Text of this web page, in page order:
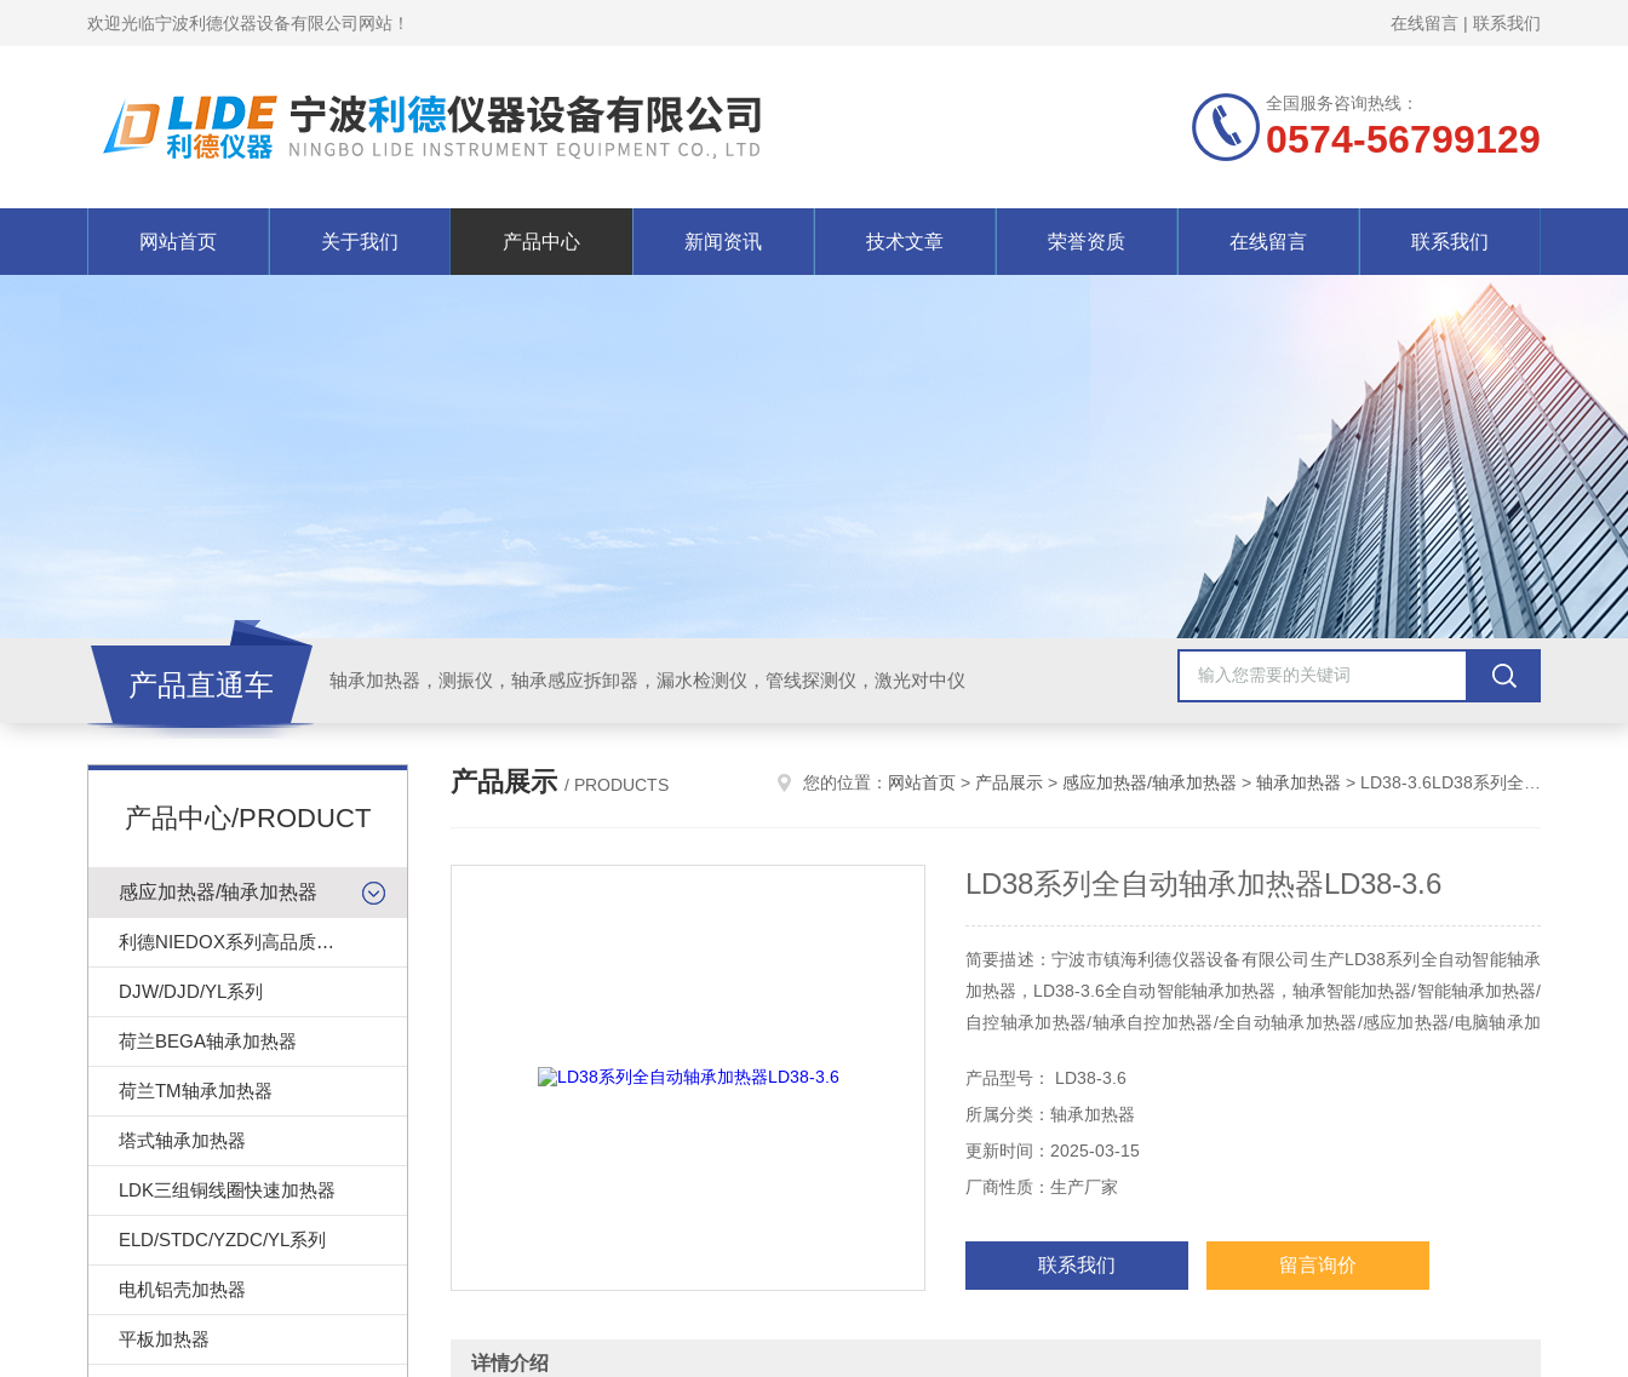
欢迎光临宁波利德仪器设备有限公司网站！ 在线留言 | 联系我们
全国服务咨询热线：
0574-56799129
网站首页 关于我们 产品中心 新闻资讯 技术文章 荣誉资质 在线留言 联系我们
产品直通车 轴承加热器，测振仪，轴承感应拆卸器，漏水检测仪，管线探测仪，激光对中仪
产品中心/PRODUCT
感应加热器/轴承加热器
利德NIEDOX系列高品质轴承加热器
DJW/DJD/YL系列
荷兰BEGA轴承加热器
荷兰TM轴承加热器
塔式轴承加热器
LDK三组铜线圈快速加热器
ELD/STDC/YZDC/YL系列
电机铝壳加热器
平板加热器
产品展示 / PRODUCTS 您的位置： 网站首页 > 产品展示 > 感应加热器/轴承加热器 > 轴承加热器 > LD38-3.6LD38系列全自动轴承加热器LD38-3.6
LD38系列全自动轴承加热器LD38-3.6
简要描述：宁波市镇海利德仪器设备有限公司生产LD38系列全自动智能轴承
加热器，LD38-3.6全自动智能轴承加热器，轴承智能加热器/智能轴承加热器/
自控轴承加热器/轴承自控加热器/全自动轴承加热器/感应加热器/电脑轴承加
产品型号： LD38-3.6
所属分类：轴承加热器
更新时间：2025-03-15
厂商性质：生产厂家
联系我们 留言询价
详情介绍